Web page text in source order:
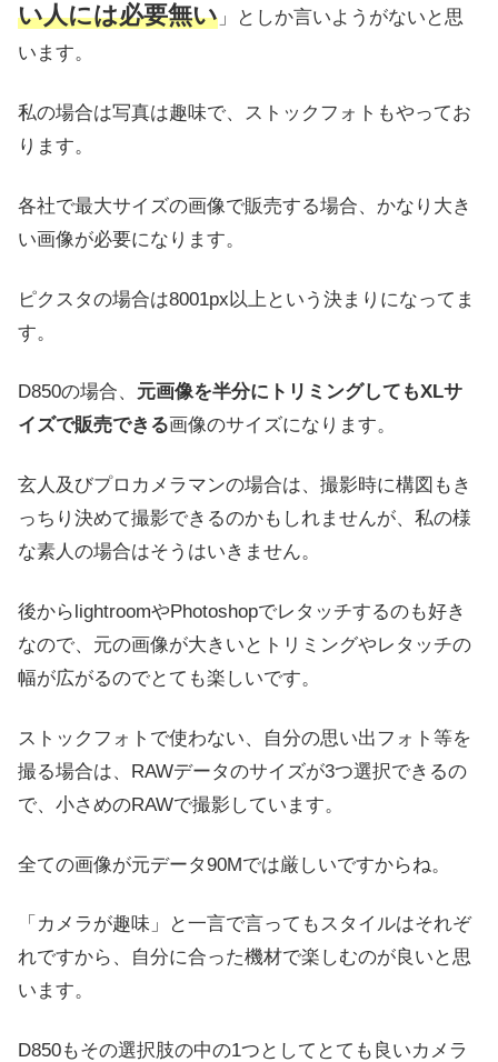
い人には必要無い 」としか言いようがないと思
います。
私の場合は写真は趣味で、ストックフォトもやってお
ります。
各社で最大サイズの画像で販売する場合、かなり大き
い画像が必要になります。
ピクスタの場合は8001px以上という決まりになってま
す。
D850の場合、 元画像を半分にトリミングしてもXLサ
イズで販売できる画像のサイズになります。
玄人及びプロカメラマンの場合は、撮影時に構図もき
っちり決めて撮影できるのかもしれませんが、私の様
な素人の場合はそうはいきません。
後からlightroomやPhotoshopでレタッチするのも好き
なので、元の画像が大きいとトリミングやレタッチの
幅が広がるのでとても楽しいです。
ストックフォトで使わない、自分の思い出フォト等を
撮る場合は、RAWデータのサイズが3つ選択できるの
で、小さめのRAWで撮影しています。
全ての画像が元データ90Mでは厳しいですからね。
「カメラが趣味」と一言で言ってもスタイルはそれぞ
れですから、自分に合った機材で楽しむのが良いと思
います。
D850もその選択肢の中の1つとしてとても良いカメラ